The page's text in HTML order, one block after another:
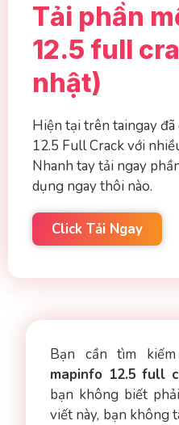
Tải phần
12.5 full
nhật)
Hiện tại trên taingay
12.5 Full Crack với
Nhanh tay tải ngay
dụng ngay thôi nào.
Click Tải Ngay
Bạn cần tìm
mapinfo 12.5 full
bạn không biết
viết này, bạn không